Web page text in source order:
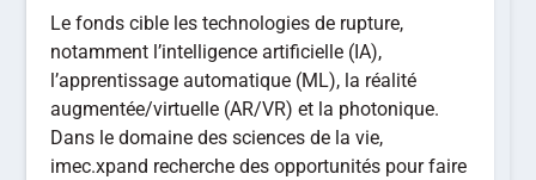
Le fonds cible les technologies de rupture,
notamment l’intelligence artificielle (IA),
l’apprentissage automatique (ML), la réalité
augmentée/virtuelle (AR/VR) et la photonique.
Dans le domaine des sciences de la vie,
imec.xpand recherche des opportunités pour faire